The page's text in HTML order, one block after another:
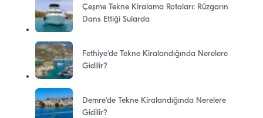
Çeşme Tekne Kiralama Rotaları: Rüzgarın
Dans Ettiği Sularda
Fethiye'de Tekne Kiralandığında Nerelere
Gidilir?
Demre'de Tekne Kiralandığında Nerelere
Gidilir?